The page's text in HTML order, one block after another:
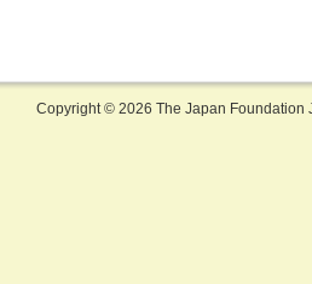
Copyright © 2026 The Japan Foundation